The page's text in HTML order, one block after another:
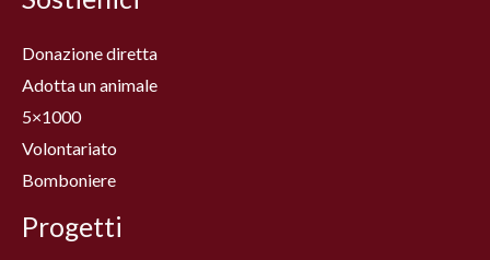
Donazione diretta
Adotta un animale
5×1000
Volontariato
Bomboniere
Progetti